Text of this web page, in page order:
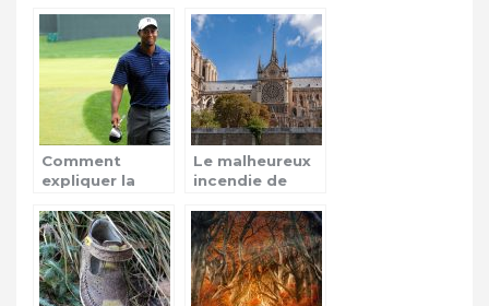
violences vis-à-
vis des enfants!
Notre-Dame de
Paris est brûlée
?
Comment
expliquer la
Tiger Woods au
tournoi
d’Augusta ?
Le malheureux
incendie de
Paris